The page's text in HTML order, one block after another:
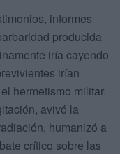
informes
producida
iría cayendo
irían
hermetismo militar.
avivó la
humanizó a
crítico sobre las